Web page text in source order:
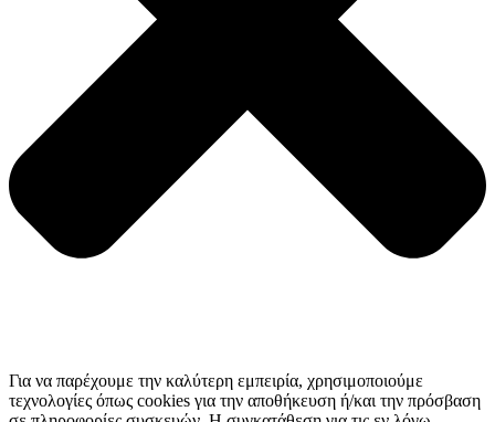
Για να παρέχουμε την καλύτερη εμπειρία, χρησιμοποιούμε
τεχνολογίες όπως cookies για την αποθήκευση ή/και την πρόσβαση